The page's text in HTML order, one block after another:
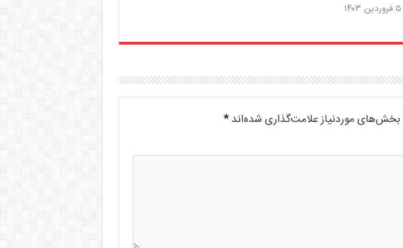
۵ فروردین ۱۴۰۳
بخش‌های موردنیاز علامت‌گذاری شده‌اند*